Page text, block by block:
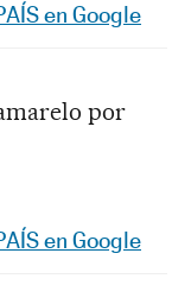
Sociales
en Google
por
Sociales
en Google